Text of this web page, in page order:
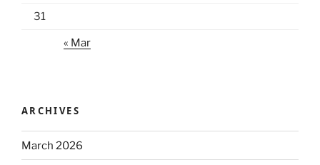
31
« Mar
ARCHIVES
March 2026